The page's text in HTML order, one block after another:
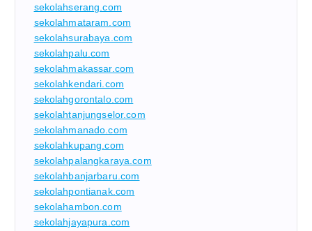
sekolahserang.com
sekolahmataram.com
sekolahsurabaya.com
sekolahpalu.com
sekolahmakassar.com
sekolahkendari.com
sekolahgorontalo.com
sekolahtanjungselor.com
sekolahmanado.com
sekolahkupang.com
sekolahpalangkaraya.com
sekolahbanjarbaru.com
sekolahpontianak.com
sekolahambon.com
sekolahjayapura.com